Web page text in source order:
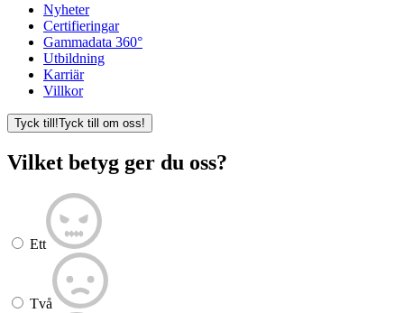
Nyheter
Certifieringar
Gammadata 360°
Utbildning
Karriär
Villkor
Tyck till!Tyck till om oss!
Vilket betyg ger du oss?
Ett
Två